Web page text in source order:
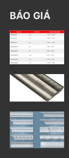
BÁO GIÁ